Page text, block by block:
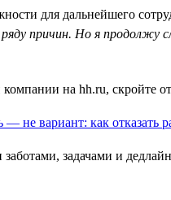
для дальнейшего
причин. Но я продолжу
на hh.ru, скройте
задачами и